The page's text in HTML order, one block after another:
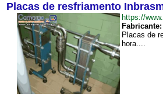
Placas de resfriamento
https://
Fabricante:
Placas de
hora....